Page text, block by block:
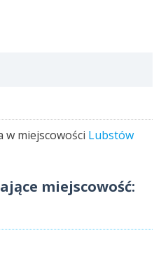
w miejscowości Lubstów
miejscowość: